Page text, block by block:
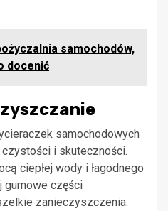
samochodów,
docenić
samochodowych
i skuteczności.
ciepłej wody i łagodnego
gumowe części
zanieczyszczenia.